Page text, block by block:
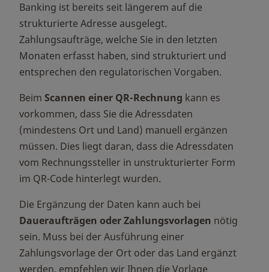
Banking ist bereits seit längerem auf die
strukturierte Adresse ausgelegt.
Zahlungsaufträge, welche Sie in den letzten
Monaten erfasst haben, sind strukturiert und
entsprechen den regulatorischen Vorgaben.
Beim Scannen einer QR-Rechnung kann es
vorkommen, dass Sie die Adressdaten
(mindestens Ort und Land) manuell ergänzen
müssen. Dies liegt daran, dass die Adressdaten
vom Rechnungssteller in unstrukturierter Form
im QR-Code hinterlegt wurden.
Die Ergänzung der Daten kann auch bei
Daueraufträgen oder Zahlungsvorlagen nötig
sein. Muss bei der Ausführung einer
Zahlungsvorlage der Ort oder das Land ergänzt
werden, empfehlen wir Ihnen die Vorlage